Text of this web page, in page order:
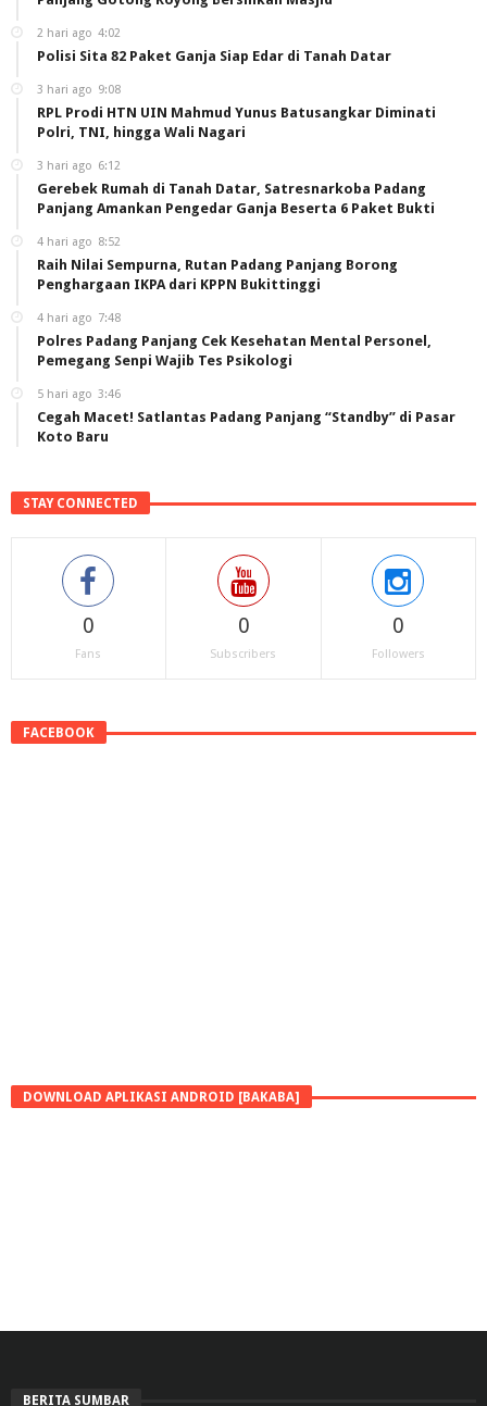
2 hari ago 4:02
Polisi Sita 82 Paket Ganja Siap Edar di Tanah Datar
3 hari ago 9:08
RPL Prodi HTN UIN Mahmud Yunus Batusangkar Diminati
Polri, TNI, hingga Wali Nagari
3 hari ago 6:12
Gerebek Rumah di Tanah Datar, Satresnarkoba Padang
Panjang Amankan Pengedar Ganja Beserta 6 Paket Bukti
4 hari ago 8:52
Raih Nilai Sempurna, Rutan Padang Panjang Borong
Penghargaan IKPA dari KPPN Bukittinggi
4 hari ago 7:48
Polres Padang Panjang Cek Kesehatan Mental Personel,
Pemegang Senpi Wajib Tes Psikologi
5 hari ago 3:46
Cegah Macet! Satlantas Padang Panjang “Standby” di Pasar
Koto Baru
STAY CONNECTED
0
Fans
0
Subscribers
0
Followers
FACEBOOK
DOWNLOAD APLIKASI ANDROID [BAKABA]
BERITA SUMBAR